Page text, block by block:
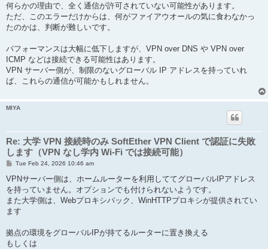
何らかの理由で、全く通信が許可されていない可能性があります。
ただ、このエラーだけからは、何がファイアウオールの気に食わなかっ
たのかは、判断が難しいです。
パフォーマンスは大幅に低下しますが、VPN over DNS や VPN over
ICMP などは接続できる可能性はあります。
VPN サーバー側が、制限のないグローバル IP アドレスを持っていれ
ば、これらの通信が可能かもしれません。
MIYA
Re: 大学 VPN 接続時のみ SoftEther VPN Client で認証に失敗
します（VPN なし学内 Wi-Fi では接続可能）
P
s
Tue Feb 24, 2026 10:46 am
VPNサーバー側は、ホームルーターを利用しててグローバルIPアドレス
を持っていません。オプションでも付けられないようです。
また大学側は、Webプロキシパック、WinHTTPプロキシが提供されてい
ます
拠点の環境をグローバルIPが持てるルーターに置き換える
もしくは